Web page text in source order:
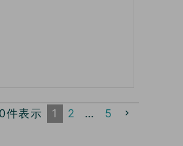
件表示 1 2 … 5